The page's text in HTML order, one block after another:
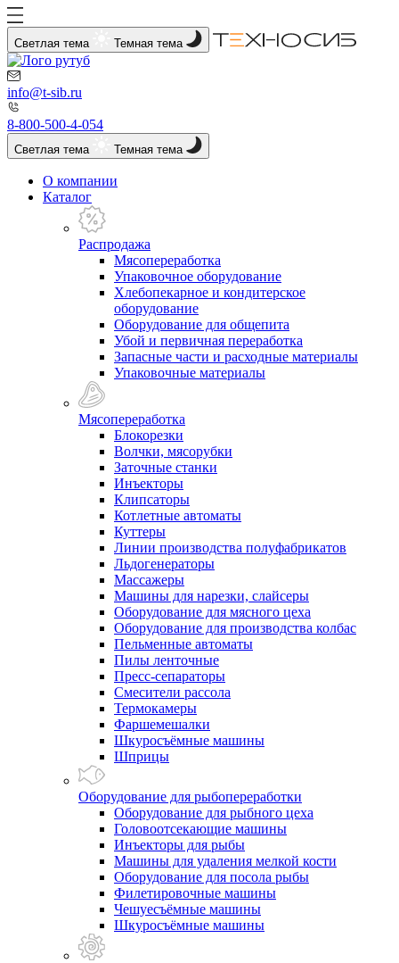
Светлая тема Темная тема
info@t-sib.ru
8-800-500-4-054
Светлая тема Темная тема
О компании
Каталог
Распродажа
Мясопереработка
Упаковочное оборудование
Хлебопекарное и кондитерское
оборудование
Оборудование для общепита
Убой и первичная переработка
Запасные части и расходные материалы
Упаковочные материалы
Мясопереработка
Блокорезки
Волчки, мясорубки
Заточные станки
Инъекторы
Клипсаторы
Котлетные автоматы
Куттеры
Линии производства полуфабрикатов
Льдогенераторы
Массажеры
Машины для нарезки, слайсеры
Оборудование для мясного цеха
Оборудование для производства колбас
Пельменные автоматы
Пилы ленточные
Пресс-сепараторы
Смесители рассола
Термокамеры
Фаршемешалки
Шкуросъёмные машины
Шприцы
Оборудование для рыбопереработки
Оборудование для рыбного цеха
Головоотсекающие машины
Инъекторы для рыбы
Машины для удаления мелкой кости
Оборудование для посола рыбы
Филетировочные машины
Чешуесъёмные машины
Шкуросъёмные машины